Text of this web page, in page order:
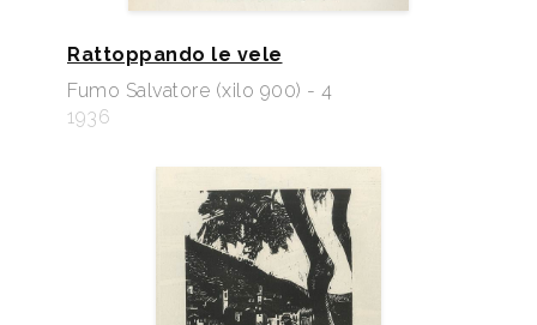
Rattoppando le vele
Fumo Salvatore (xilo 900) - 4
1936